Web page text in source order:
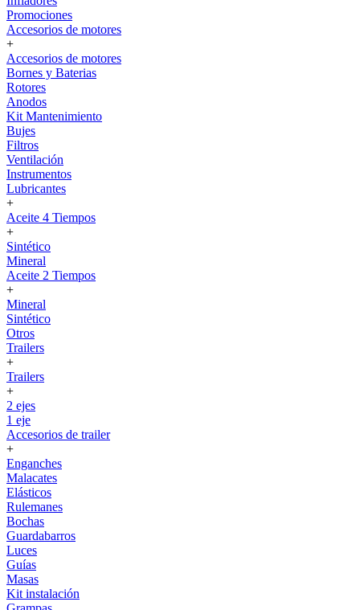
Promociones
Accesorios de motores
+
Accesorios de motores
Bornes y Baterias
Rotores
Anodos
Kit Mantenimiento
Bujes
Filtros
Ventilación
Instrumentos
Lubricantes
+
Aceite 4 Tiempos
+
Sintético
Mineral
Aceite 2 Tiempos
+
Mineral
Sintético
Otros
Trailers
+
Trailers
+
2 ejes
1 eje
Accesorios de trailer
+
Enganches
Malacates
Elásticos
Rulemanes
Bochas
Guardabarros
Luces
Guías
Masas
Kit instalación